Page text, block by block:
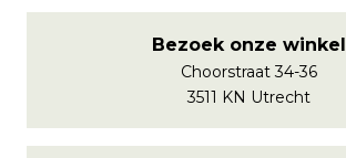
Bezoek onze winkel
Choorstraat 34-36
3511 KN Utrecht